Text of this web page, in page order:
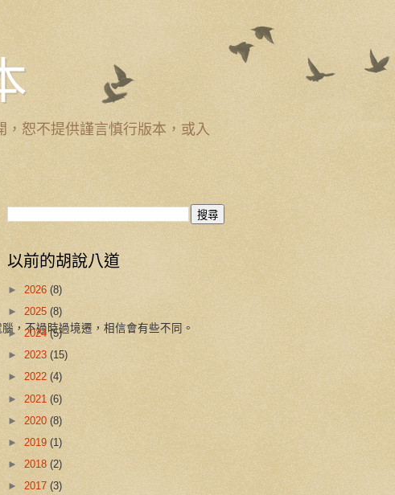
恕不提供謹言慎行版本，或入
，不過時過境遷，相信會有些不同。
以前的胡說八道
► 2026 (8)
► 2025 (8)
► 2024(5)
► 2023 (15)
► 2022 (4)
► 2021 (6)
► 2020 (8)
► 2019 (1)
► 2018 (2)
► 2017 (3)